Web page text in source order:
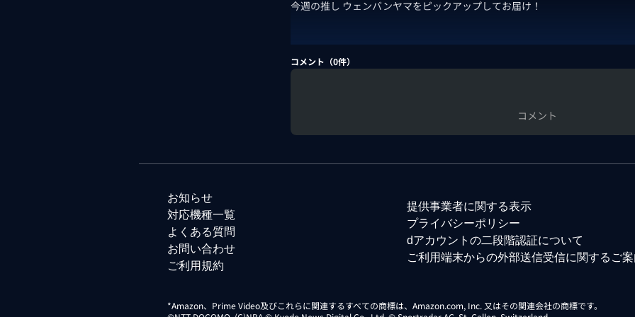
今週の推し ウェンバンヤマをピックアップしてお届け！
コメント（0件）
コメント
お知らせ
対応機種一覧
よくある質問
お問い合わせ
ご利用規約
提供事業者に関する表示
プライバシーポリシー
dアカウントの二段階認証について
ご利用端末からの外部送信受信に関するご案
*Amazon、Prime Video及びこれらに関連するすべての商標は、Amazon.com, Inc. 又はその関連会社の商標です。